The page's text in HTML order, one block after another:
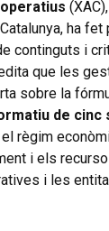
ha
continguts i
que les
sobre la
de cinc
règim
i els
i les